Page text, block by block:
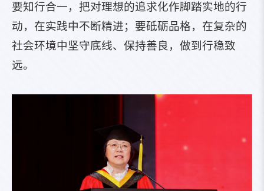
要知行合一，把对理想的追求化作脚踏实地的行
动，在实践中不断精进；要砥砺品格，在复杂的
社会环境中坚守底线、保持善良，做到行稳致
远。